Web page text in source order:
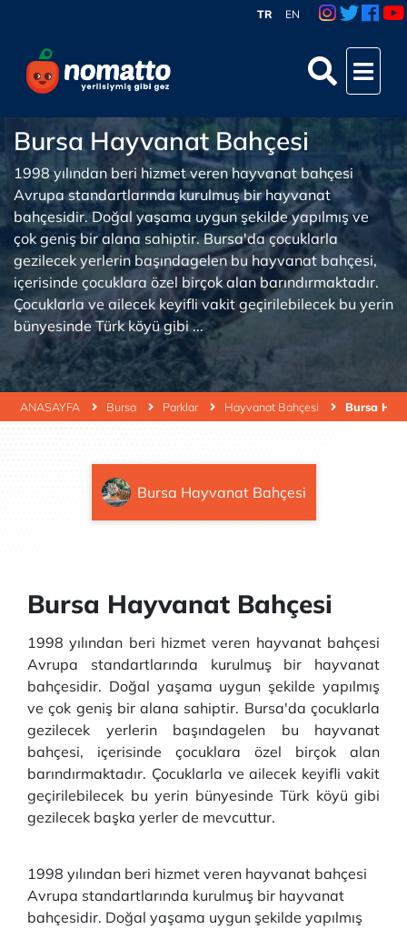
TR EN
ANASAYFA Bursa Parklar Hayvanat Bahçesi Bursa
Bursa Hayvanat Bahçesi
1998 yılından beri hizmet veren hayvanat bahçesi
Avrupa standartlarında kurulmuş bir hayvanat
bahçesidir. Doğal yaşama uygun şekilde yapılmış ve
çok geniş bir alana sahiptir. Bursa'da çocuklarla
gezilecek yerlerin başındagelen bu hayvanat bahçesi,
içerisinde çocuklara özel birçok alan barındırmaktadır.
Çocuklarla ve ailecek keyifli vakit geçirilebilecek bu yerin
bünyesinde Türk köyü gibi ...
Bursa Hayvanat Bahçesi
Bursa Hayvanat Bahçesi
1998 yılından beri hizmet veren hayvanat bahçesi
Avrupa standartlarında kurulmuş bir hayvanat
bahçesidir. Doğal yaşama uygun şekilde yapılmış
ve çok geniş bir alana sahiptir. Bursa'da çocuklarla
gezilecek yerlerin başındagelen bu hayvanat
bahçesi, içerisinde çocuklara özel birçok alan
barındırmaktadır. Çocuklarla ve ailecek keyifli vakit
geçirilebilecek bu yerin bünyesinde Türk köyü gibi
gezilecek başka yerler de mevcuttur.
1998 yılından beri hizmet veren hayvanat bahçesi
Avrupa standartlarında kurulmuş bir hayvanat
bahçesidir. Doğal yaşama uygun şekilde yapılmış